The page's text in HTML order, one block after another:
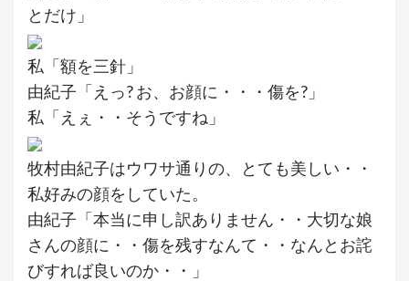
とだけ」
私「額を三針」
由紀子「えっ? お、お顔に・・・傷を?」
私「えぇ・・そうですね」
牧村由紀子はウワサ通りの、とても美しい・・
私好みの顔をしていた。
由紀子「本当に申し訳ありません・・大切な娘
さんの顔に・・傷を残すなんて・・なんとお詫
びすれば良いのか・・」